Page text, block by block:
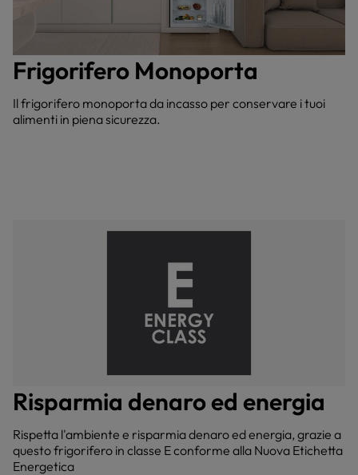
Frigorifero Monoporta
Il frigorifero monoporta da incasso per conservare i tuoi
alimenti in piena sicurezza.
Risparmia denaro ed energia
Rispetta l'ambiente e risparmia denaro ed energia, grazie a
questo frigorifero in classe E conforme alla Nuova Etichetta
Energetica